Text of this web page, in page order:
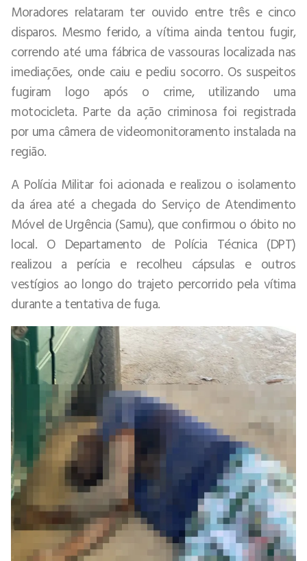
Moradores relataram ter ouvido entre três e cinco
disparos. Mesmo ferido, a vítima ainda tentou fugir,
correndo até uma fábrica de vassouras localizada nas
imediações, onde caiu e pediu socorro. Os suspeitos
fugiram logo após o crime, utilizando uma
motocicleta. Parte da ação criminosa foi registrada
por uma câmera de videomonitoramento instalada na
região.
A Polícia Militar foi acionada e realizou o isolamento
da área até a chegada do Serviço de Atendimento
Móvel de Urgência (Samu), que confirmou o óbito no
local. O Departamento de Polícia Técnica (DPT)
realizou a perícia e recolheu cápsulas e outros
vestígios ao longo do trajeto percorrido pela vítima
durante a tentativa de fuga.